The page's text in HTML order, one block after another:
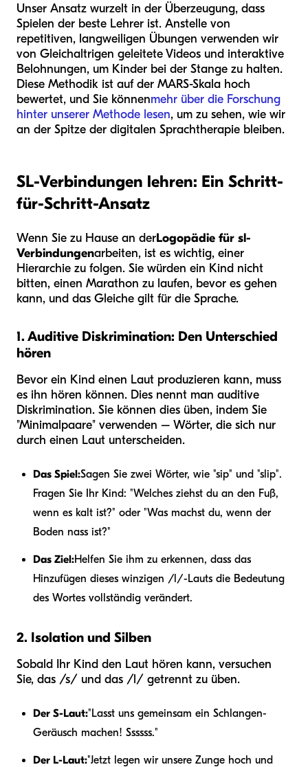
Unser Ansatz wurzelt in der Überzeugung, dass
Spielen der beste Lehrer ist. Anstelle von
repetitiven, langweiligen Übungen verwenden wir
von Gleichaltrigen geleitete Videos und interaktive
Belohnungen, um Kinder bei der Stange zu halten.
Diese Methodik ist auf der MARS-Skala hoch
bewertet, und Sie könnenmehr über die Forschung
hinter unserer Methode lesen, um zu sehen, wie wir
an der Spitze der digitalen Sprachtherapie bleiben.
SL-Verbindungen lehren: Ein Schritt-
für-Schritt-Ansatz
Wenn Sie zu Hause an derLogopädie für sl-
Verbindungenarbeiten, ist es wichtig, einer
Hierarchie zu folgen. Sie würden ein Kind nicht
bitten, einen Marathon zu laufen, bevor es gehen
kann, und das Gleiche gilt für die Sprache.
1. Auditive Diskrimination: Den Unterschied
hören
Bevor ein Kind einen Laut produzieren kann, muss
es ihn hören können. Dies nennt man auditive
Diskrimination. Sie können dies üben, indem Sie
"Minimalpaare" verwenden – Wörter, die sich nur
durch einen Laut unterscheiden.
Das Spiel:Sagen Sie zwei Wörter, wie "sip" und "slip".
Fragen Sie Ihr Kind: "Welches ziehst du an den Fuß,
wenn es kalt ist?" oder "Was machst du, wenn der
Boden nass ist?"
Das Ziel:Helfen Sie ihm zu erkennen, dass das
Hinzufügen dieses winzigen /l/-Lauts die Bedeutung
des Wortes vollständig verändert.
2. Isolation und Silben
Sobald Ihr Kind den Laut hören kann, versuchen
Sie, das /s/ und das /l/ getrennt zu üben.
Der S-Laut:"Lasst uns gemeinsam ein Schlangen-
Geräusch machen! Ssssss."
Der L-Laut:"Jetzt legen wir unsere Zunge hoch und